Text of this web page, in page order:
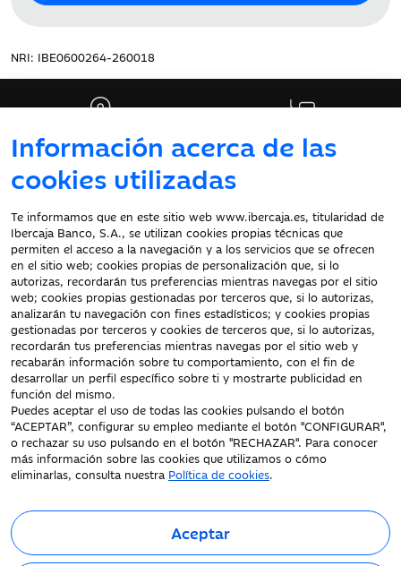
NRI: IBE0600264-260018
Información acerca de las
cookies utilizadas
Te informamos que en este sitio web www.ibercaja.es, titularidad de
Ibercaja Banco, S.A., se utilizan cookies propias técnicas que
permiten el acceso a la navegación y a los servicios que se ofrecen
en el sitio web; cookies propias de personalización que, si lo
autorizas, recordarán tus preferencias mientras navegas por el sitio
web; cookies propias gestionadas por terceros que, si lo autorizas,
analizarán tu navegación con fines estadísticos; y cookies propias
gestionadas por terceros y cookies de terceros que, si lo autorizas,
recordarán tus preferencias mientras navegas por el sitio web y
recabarán información sobre tu comportamiento, con el fin de
desarrollar un perfil específico sobre ti y mostrarte publicidad en
función del mismo.
Puedes aceptar el uso de todas las cookies pulsando el botón
“ACEPTAR”, configurar su empleo mediante el botón "CONFIGURAR",
o rechazar su uso pulsando en el botón "RECHAZAR". Para conocer
más información sobre las cookies que utilizamos o cómo
eliminarlas, consulta nuestra Política de cookies.
Aceptar
Oficinas y cajeros Te ayudamos
Atención al cliente
Protección datos
personales
Declaración de
accesibilidad
Fecha de Edición: 09/08/2026